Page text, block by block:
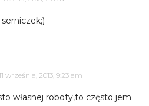
września, 2013, 9:23 am
własnej roboty,to często jem